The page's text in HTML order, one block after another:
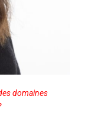
domaines